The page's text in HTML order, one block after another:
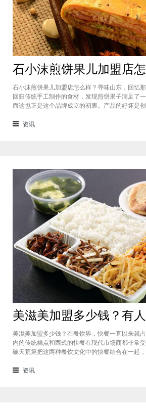
石小沫煎饼果儿加盟店怎么样？寻味山东，回忆
回归传统手工制作的食材，发现煎饼果子满足了
而这也正是这个品牌成立的初衷。产品的好坏是
儿加盟怎么样？适不适合加盟？能赚钱吗？下面小
资讯
美滋美加盟多少钱？在餐饮界，快餐一直以来就
内的传统糕点和西式的快餐在现代市场商都非常
破天荒第把这两种餐饮文化中的快餐结合在一起
吗，加盟费是多少？美滋美加盟多少钱？这个品牌
资讯